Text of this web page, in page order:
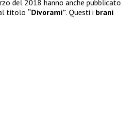
del 2018 hanno anche pubblicato
titolo “Divorami”. Questi i brani